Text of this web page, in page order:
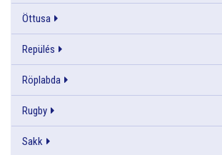
Öttusa
Repülés
Röplabda
Rugby
Sakk